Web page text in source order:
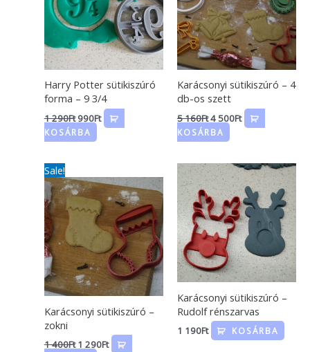
Harry Potter sütikiszúró
forma – 9 3/4
1 290Ft 990Ft
KOSÁRBA
Karácsonyi sütikiszúró – 4
db-os szett
5 160Ft4 500Ft
KOSÁRBA
Sale!
Karácsonyi sütikiszúró –
zokni
1 400Ft
price
was:
400Ft.
1 290Ft
price
1
290Ft.
Karácsonyi sütikiszúró –
Rudolf rénszarvas
1 190Ft KOSÁRBA